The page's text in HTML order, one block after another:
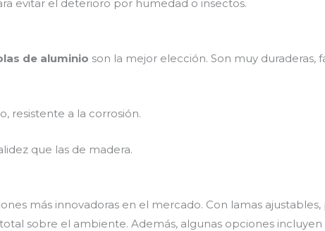
evitar el deterioro por humedad o insectos.
de aluminio son la mejor elección. Son muy duraderas,
resistente a la corrosión.
que las de madera.
más innovadoras en el mercado. Con lamas
sobre el ambiente. Además, algunas opciones